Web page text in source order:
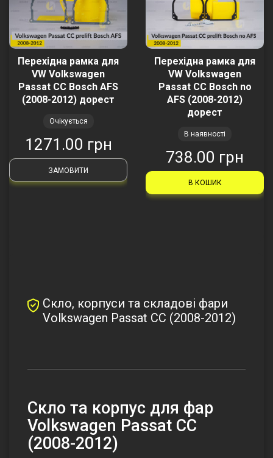
Перехідна рамка для
VW Volkswagen
Passat CC Bosch AFS
(2008-2012) дорест
Очікується
1271.00 грн
ЗАМОВИТИ
Перехідна рамка для
VW Volkswagen
Passat CC Bosch no
AFS (2008-2012)
дорест
В наявності
738.00 грн
В КОШИК
Скло, корпуси та складові фари
Volkswagen Passat CC (2008-2012)
Скло та корпус для фар
Volkswagen Passat CC
(2008-2012)